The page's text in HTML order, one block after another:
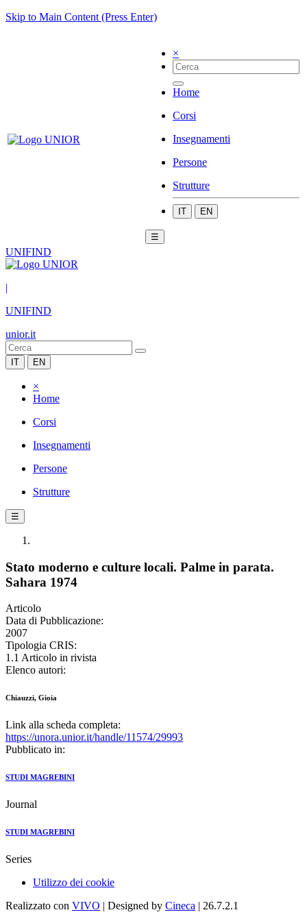
Skip to Main Content (Press Enter)
×
Home
Corsi
Insegnamenti
Persone
Strutture
IT EN
☰
UNIFIND
|
UNIFIND
unior.it
IT EN
×
Home
Corsi
Insegnamenti
Persone
Strutture
☰
Stato moderno e culture locali. Palme in parata.
Sahara 1974
Articolo
Data di Pubblicazione:
2007
Tipologia CRIS:
1.1 Articolo in rivista
Elenco autori:
Chiauzzi, Gioia
Link alla scheda completa:
https://unora.unior.it/handle/11574/29993
Pubblicato in:
STUDI MAGREBINI
Journal
STUDI MAGREBINI
Series
Utilizzo dei cookie
Realizzato con VIVO | Designed by Cineca | 26.7.2.1